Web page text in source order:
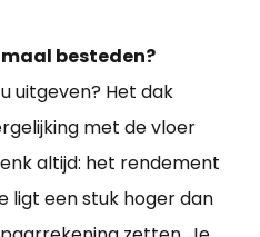
besteden?
uitgeven? Het dak
met de vloer
altijd: het rendement
ligt een stuk hoger dan